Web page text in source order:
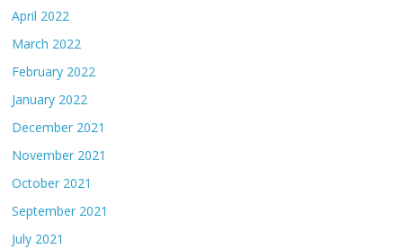
April 2022
March 2022
February 2022
January 2022
December 2021
November 2021
October 2021
September 2021
July 2021